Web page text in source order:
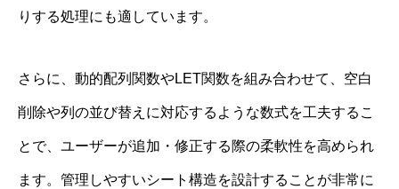
りする処理にも適しています。
さらに、動的配列関数やLET関数を組み合わせて、空白
削除や列の並び替えに対応するような数式を工夫するこ
とで、ユーザーが追加・修正する際の柔軟性を高められ
ます。管理しやすいシート構造を設計することが非常に